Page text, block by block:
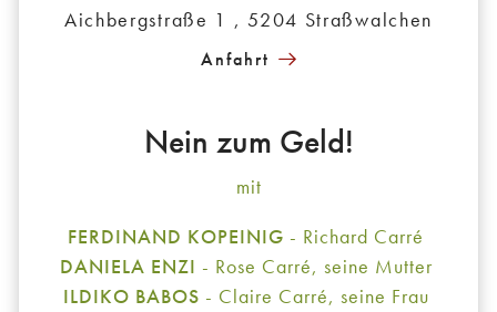
Aichbergstraße 1 , 5204 Straßwalchen
Anfahrt
Nein zum Geld!
mit
FERDINAND KOPEINIG - Richard Carré
DANIELA ENZI - Rose Carré, seine Mutter
ILDIKO BABOS - Claire Carré, seine Frau